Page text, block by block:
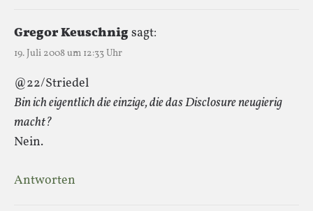
Gregor Keuschnigsagt:
19. Juli 2008 um 12:33 Uhr
@22/Striedel
Bin ich eigentlich die einzige, die das Disclosure neugierig
macht?
Nein.
Antworten